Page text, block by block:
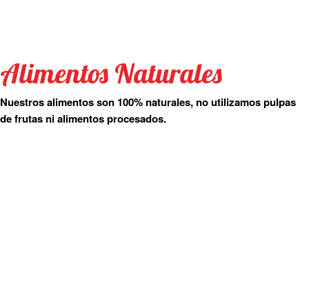
Alimentos Naturales
Nuestros alimentos son 100% naturales, no utilizamos pulpas
de frutas ni alimentos procesados.